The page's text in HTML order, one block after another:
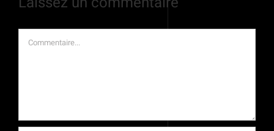
Commentaire